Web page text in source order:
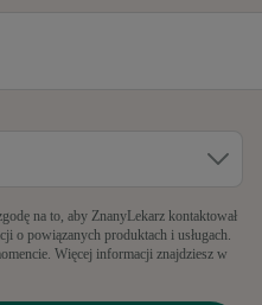
na to, aby ZnanyLekarz kontaktował
o powiązanych produktach i usługach.
Więcej informacji znajdziesz w